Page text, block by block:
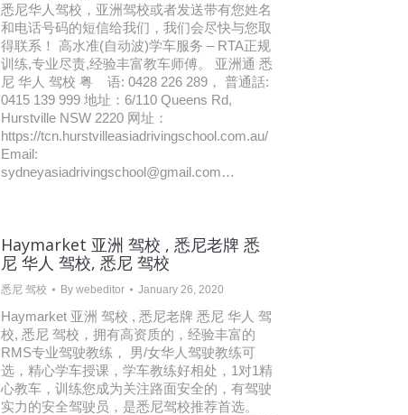
悉尼华人驾校，亚洲驾校或者发送带有您姓名
和电话号码的短信给我们，我们会尽快与您取
得联系！ 高水准(自动波)学车服务 – RTA正规
训练,专业尽责,经验丰富教车师傅。 亚洲通 悉
尼 华人 驾校 粤 语: 0428 226 289， 普通話:
0415 139 999 地址：6/110 Queens Rd,
Hurstville NSW 2220 网址：
https://tcn.hurstvilleasiadrivingschool.com.au/
Email:
sydneyasiadrivingschool@gmail.com…
Haymarket 亚洲 驾校 , 悉尼老牌 悉
尼 华人 驾校, 悉尼 驾校
悉尼 驾校 By webeditor January 26, 2020
Haymarket 亚洲 驾校 , 悉尼老牌 悉尼 华人 驾
校, 悉尼 驾校，拥有高资质的，经验丰富的
RMS专业驾驶教练， 男/女华人驾驶教练可
选，精心学车授课，学车教练好相处，1对1精
心教车，训练您成为关注路面安全的，有驾驶
实力的安全驾驶员，是悉尼驾校推荐首选。